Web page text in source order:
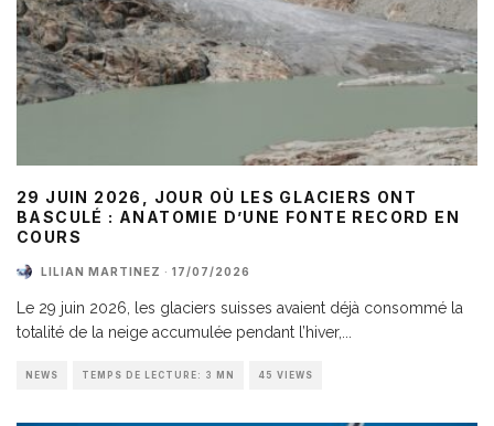
29 JUIN 2026, JOUR OÙ LES GLACIERS ONT
BASCULÉ : ANATOMIE D’UNE FONTE RECORD EN
COURS
LILIAN MARTINEZ · 17/07/2026
Le 29 juin 2026, les glaciers suisses avaient déjà consommé la
totalité de la neige accumulée pendant l’hiver,
NEWS TEMPS DE LECTURE: 3 MN 45 VIEWS